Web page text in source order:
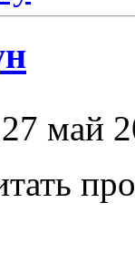
май